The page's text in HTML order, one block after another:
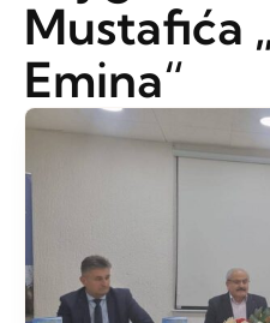
Mustafića
Emina“